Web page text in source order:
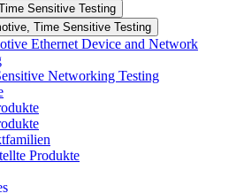
Sensitive Testing
Time Sensitive Testing
Ethernet Device and Network
Networking Testing
Produkte